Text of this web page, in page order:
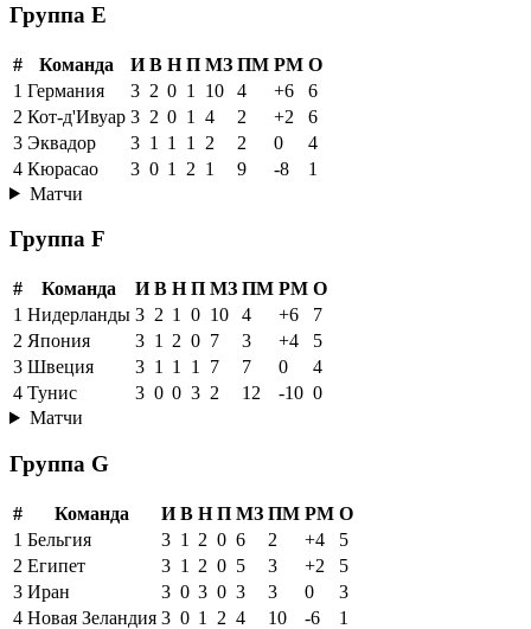
Группа E
# Команда И В Н П МЗ ПМ РМ О
1 Германия 3 2 0 1 10 4 +6
6
2 Кот-д'Ивуар 3 2 0 1 4 2 +2
6
3 Эквадор 3 1 1 1 2 2 0
4
4 Кюрасао 3 0 1 2 1 9 -8
1
Матчи
Группа F
# Команда И В Н П МЗ ПМ РМ О
1 Нидерланды 3 2 1 0 10 4 +6
7
2 Япония 3 1 2 0 7 3 +4
5
3 Швеция 3 1 1 1 7 7 0
4
4 Тунис 3 0 0 3 2 12 -10 0
Матчи
Группа G
# Команда И В Н П МЗ ПМ РМ О
1 Бельгия 3 1 2 0 6 2 +4
5
2 Египет 3 1 2 0 5 3 +2
5
3 Иран 3 0 3 0 3 3 0
3
4 Новая Зеландия 3 0 1 2 4 10 -6
1